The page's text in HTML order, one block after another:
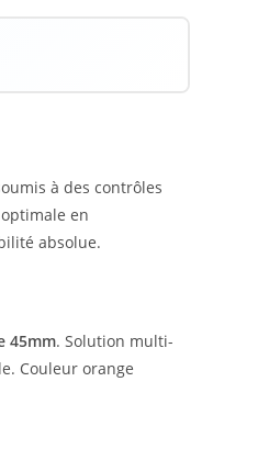
à des contrôles
en
absolue.
45mm. Solution multi-
Couleur orange